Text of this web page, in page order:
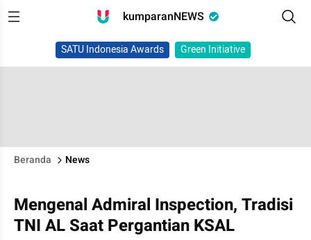
kumparanNEWS
SATU Indonesia Awards Green Initiative
Beranda News
Mengenal Admiral Inspection, Tradisi
TNI AL Saat Pergantian KSAL